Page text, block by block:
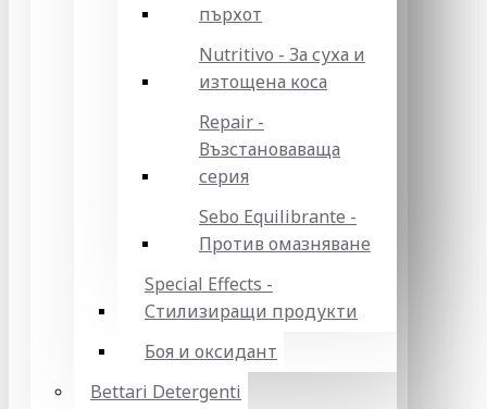
пърхот
Nutritivo - За суха и
изтощена коса
Repair -
Възстановаваща
серия
Sebo Equilibrante -
Против омазняване
Special Effects -
Стилизиращи продукти
Боя и оксидант
Bettari Detergenti